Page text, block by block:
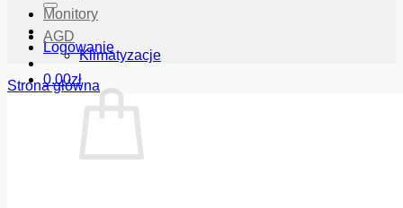
Logowanie
0.00zł
Monitory
AGD
Klimatyzacje
Strona główna